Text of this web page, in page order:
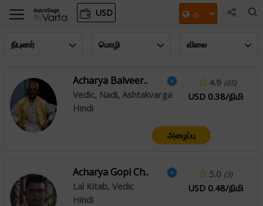
USD
நிபுணர் மொழி விலை
Acharya Balveer..
Vedic, Nadi, Ashtakvarga
Hindi
4.9 (65)
USD 0.38/நிமி
அழைப்பு
Acharya Gopi Ch..
Lal Kitab, Vedic
Hindi
5.0 (3)
USD 0.48/நிமி